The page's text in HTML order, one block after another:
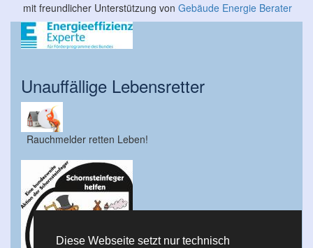
Diese Webseite setzt nur technisch
mit freundlicher Unterstützung von Gebäude Energie Berater
Unauffällige Lebensretter
Rauchmelder retten Leben!